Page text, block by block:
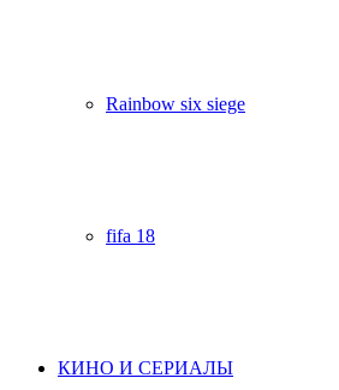
Rainbow six siege
fifa 18
КИНО И СЕРИАЛЫ